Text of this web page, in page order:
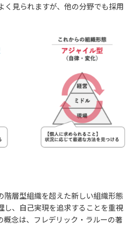
く見られますが、他の分野でも採用
階層型組織を超えた新しい組織形態
し、自己実現を追求することを重視
概念は、フレデリック・ラルーの著